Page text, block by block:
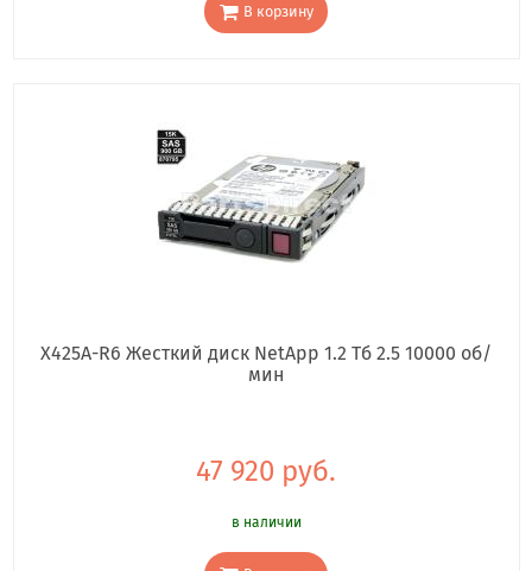
В корзину
X425A-R6 Жесткий диск NetApp 1.2 Тб 2.5 10000 об/
мин
47 920 руб.
в наличии